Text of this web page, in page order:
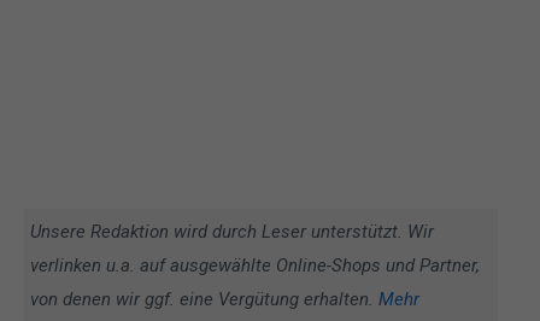
Unsere Redaktion wird durch Leser unterstützt. Wir
verlinken u.a. auf ausgewählte Online-Shops und Partner,
von denen wir ggf. eine Vergütung erhalten. Mehr